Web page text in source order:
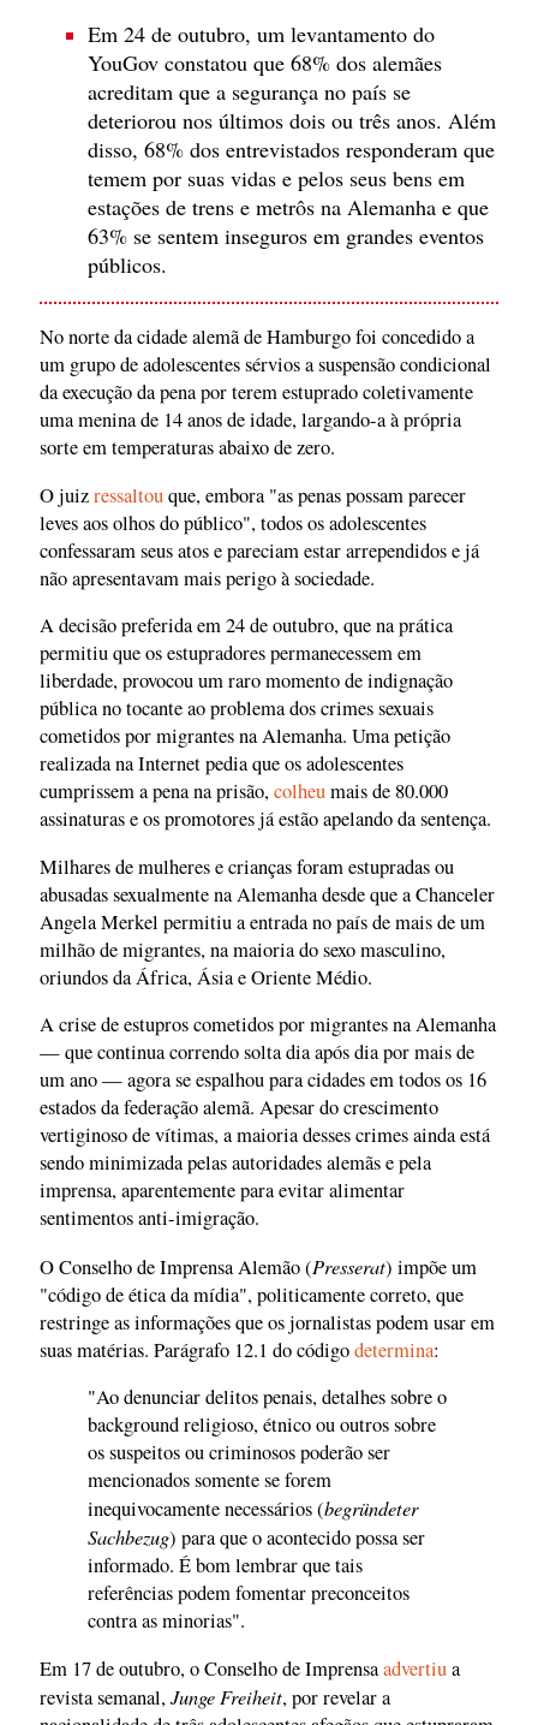
Em 24 de outubro, um levantamento do
YouGov constatou que 68% dos alemães
acreditam que a segurança no país se
deteriorou nos últimos dois ou três anos. Além
disso, 68% dos entrevistados responderam que
temem por suas vidas e pelos seus bens em
estações de trens e metrôs na Alemanha e que
63% se sentem inseguros em grandes eventos
públicos.
No norte da cidade alemã de Hamburgo foi concedido a
um grupo de adolescentes sérvios a suspensão condicional
da execução da pena por terem estuprado coletivamente
uma menina de 14 anos de idade, largando-a à própria
sorte em temperaturas abaixo de zero.
O juizressaltouque, embora "as penas possam parecer
leves aos olhos do público", todos os adolescentes
confessaram seus atos e pareciam estar arrependidos e já
não apresentavam mais perigo à sociedade.
A decisão preferida em 24 de outubro, que na prática
permitiu que os estupradores permanecessem em
liberdade, provocou um raro momento de indignação
pública no tocante ao problema dos crimes sexuais
cometidos por migrantes na Alemanha. Uma petição
realizada na Internet pedia que os adolescentes
cumprissem a pena na prisão,colheumais de 80.000
assinaturas e os promotores já estão apelando da sentença.
Milhares de mulheres e crianças foram estupradas ou
abusadas sexualmente na Alemanha desde que a Chanceler
Angela Merkel permitiu a entrada no país de mais de um
milhão de migrantes, na maioria do sexo masculino,
oriundos da África, Ásia e Oriente Médio.
A crise de estupros cometidos por migrantes na Alemanha
— que continua correndo solta dia após dia por mais de
um ano — agora se espalhou para cidades em todos os 16
estados da federação alemã. Apesar do crescimento
vertiginoso de vítimas, a maioria desses crimes ainda está
sendo minimizada pelas autoridades alemãs e pela
imprensa, aparentemente para evitar alimentar
sentimentos anti-imigração.
O Conselho de Imprensa Alemão (Presserat) impõe um
"código de ética da mídia", politicamente correto, que
restringe as informações que os jornalistas podem usar em
suas matérias. Parágrafo 12.1 do códigodetermina:
"Ao denunciar delitos penais, detalhes sobre o
background religioso, étnico ou outros sobre
os suspeitos ou criminosos poderão ser
mencionados somente se forem
inequivocamente necessários (begründeter
Sachbezug) para que o acontecido possa ser
informado. É bom lembrar que tais
referências podem fomentar preconceitos
contra as minorias".
Em 17 de outubro, o Conselho de Imprensaadvertiua
revista semanal,Junge Freiheit, por revelar a